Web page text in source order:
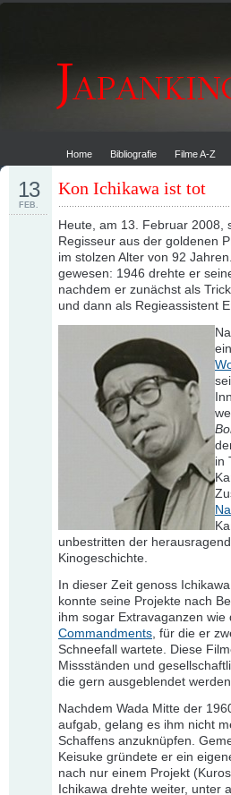
Home Bibliografie Filme A-Z
Kon Ichikawa ist tot
13
FEB.
Heute, am 13. Februar 2008,
Regisseur aus der goldenen
im stolzen Alter von 92
gewesen: 1946 drehte er
nachdem er zunächst als
und dann als Regieassistent
in
unbestritten der
Kinogeschichte.
In dieser Zeit genoss
konnte seine Projekte nach
ihm sogar Extravaganzen wie
Commandments, für die er
Schneefall wartete. Diese
Missständen und
die gern ausgeblendet
Nachdem Wada Mitte der
aufgab, gelang es ihm nicht
Schaffens anzuknüpfen.
Keisuke gründete er ein
nach nur einem Projekt
Ichikawa drehte weiter,